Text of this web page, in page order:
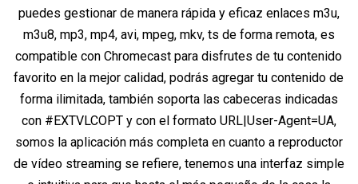
puedes gestionar de manera rápida y eficaz enlaces m3u,
m3u8, mp3, mp4, avi, mpeg, mkv, ts de forma remota, es
compatible con Chromecast para disfrutes de tu contenido
favorito en la mejor calidad, podrás agregar tu contenido de
forma ilimitada, también soporta las cabeceras indicadas
con #EXTVLCOPT y con el formato URL|User-Agent=UA,
somos la aplicación más completa en cuanto a reproductor
de vídeo streaming se refiere, tenemos una interfaz simple